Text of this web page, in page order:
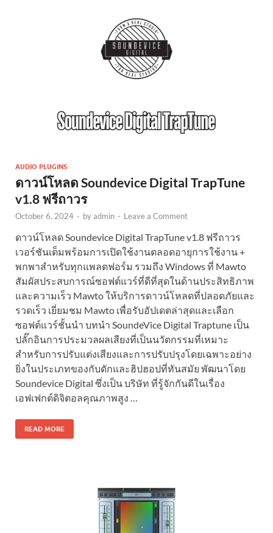
AUDIO PLUGINS
ดาวน์โหลด Soundevice Digital TrapTune
v1.8 ฟรีถาวร
October 6, 2024 - byadmin - Leave a Comment
ดาวน์โหลด Soundevice Digital TrapTune v1.8 ฟรีถาวร
เวอร์ชันเต็มพร้อมการเปิดใช้งานตลอดอายุการใช้งาน +
พกพาสำหรับทุกแพลตฟอร์ม รวมถึง Windows ที่ Mawto
สัมผัสประสบการณ์ซอฟต์แวร์ที่ดีที่สุดในด้านประสิทธิภาพ
และความเร็ว Mawto ให้บริการดาวน์โหลดที่ปลอดภัยและ
รวดเร็ว เยี่ยมชม Mawto เพื่อรับอัปเดตล่าสุดและเลือก
ซอฟต์แวร์ชั้นนำ บทนำ SoundeVice Digital Traptune เป็น
ปลั๊กอินการประมวลผลเสียงที่เป็นนวัตกรรมที่เหมาะ
สำหรับการปรับแต่งเสียงและการปรับปรุงโดยเฉพาะอย่าง
ยิ่งในประเภทของกับดักและฮิปฮอปที่ทันสมัย พัฒนาโดย
Soundevice Digital ซึ่งเป็น บริษัท ที่รู้จักกันดีในเรื่อง
เอฟเฟกต์ดิจิตอลคุณภาพสูง …
READ MORE